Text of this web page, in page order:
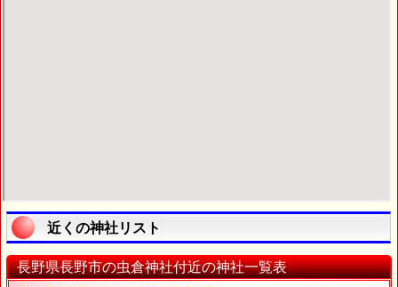
近くの神社リスト
長野県長野市の虫倉神社付近の神社一覧表